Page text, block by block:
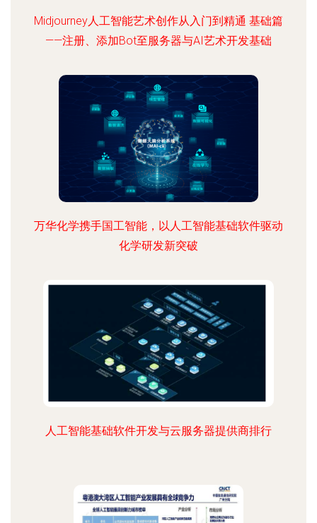
Midjourney人工智能艺术创作从入门到精通 基础篇
——注册、添加Bot至服务器与AI艺术开发基础
万华化学携手国工智能，以人工智能基础软件驱动
化学研发新突破
人工智能基础软件开发与云服务器提供商排行